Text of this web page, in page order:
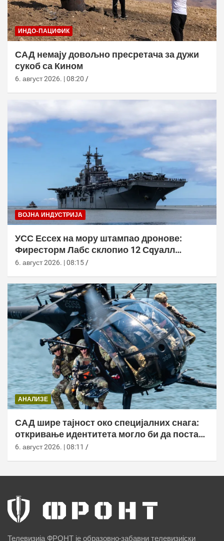
ИНДО-ПАЦИФИК
САД немају довољно пресретача за дужи
сукоб са Кином
6. август 2026. | 08:20
ВОЈНА ИНДУСТРИЈА
УСС Ессеx на мору штампао дронове:
Фиресторм Лабс склопио 12 Сqуалл
летелица без допуне са копна
6. август 2026. | 08:15
АНАЛИЗЕ
САД шире тајност око специјалних снага:
откривање идентитета могло би да постане
кривично дело
6. август 2026. | 08:11
Телевизија ФРОНТ је образовно-забавни телевизијски